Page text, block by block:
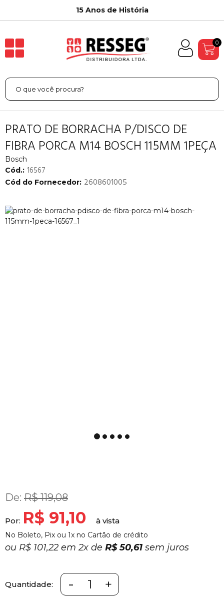
15 Anos de História
0
PRATO DE BORRACHA P/DISCO DE
FIBRA PORCA M14 BOSCH 115MM 1PEÇA
Bosch
Cód.: 16567
Cód do Fornecedor: 2608601005
De: R$ 119,08
Por: R$ 91,10
No Boleto, Pix ou 1x no Cartão de crédito
ou R$ 101,22 em2x de R$ 50,61 sem juros
Quantidade: - +